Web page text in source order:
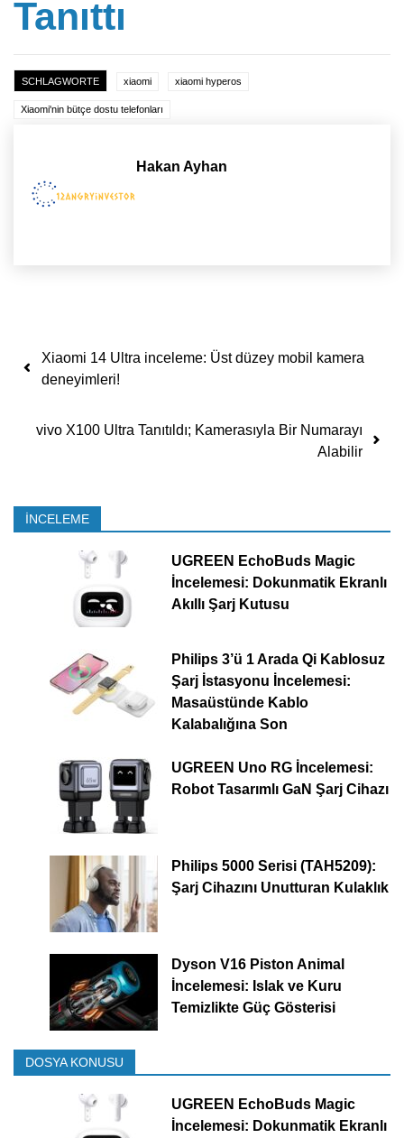
Tanıttı
SCHLAGWORTE xiaomi xiaomi hyperos
Xiaomi'nin bütçe dostu telefonları
Hakan Ayhan
Yazı dolaşımı
Xiaomi 14 Ultra inceleme: Üst düzey mobil kamera
deneyimleri!
vivo X100 Ultra Tanıtıldı; Kamerasıyla Bir Numarayı
Alabilir
İNCELEME
UGREEN EchoBuds Magic
İncelemesi: Dokunmatik Ekranlı
Akıllı Şarj Kutusu
Philips 3’ü 1 Arada Qi Kablosuz
Şarj İstasyonu İncelemesi:
Masaüstünde Kablo
Kalabalığına Son
UGREEN Uno RG İncelemesi:
Robot Tasarımlı GaN Şarj Cihazı
Philips 5000 Serisi (TAH5209):
Şarj Cihazını Unutturan Kulaklık
Dyson V16 Piston Animal
İncelemesi: Islak ve Kuru
Temizlikte Güç Gösterisi
DOSYA KONUSU
UGREEN EchoBuds Magic
İncelemesi: Dokunmatik Ekranlı